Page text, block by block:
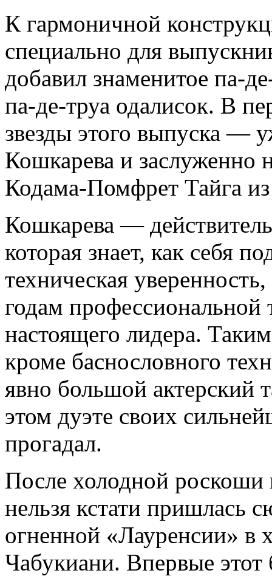
К гармоничной
специально для
добавил знаменитое па-
па-де-труа одалисок. В
звезды этого выпуска —
Кошкарева и заслуженно
Кодама-Помфрет Тайга
Кошкарева —
которая знает, как себя
техническая
годам
настоящего лидера.
кроме баснословного
явно большой актерский
этом дуэте своих
прогадал.
После холодной роскоши
нельзя кстати пришлась
огненной «Лауренсии» в
Чабукиани. Впервые